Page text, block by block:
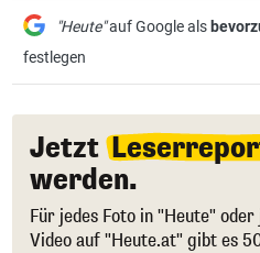
"Heute"auf Google als
festlegen
Jetzt
werden.
Für jedes Foto in "Heute" oder
Video auf "Heute.at" gibt es